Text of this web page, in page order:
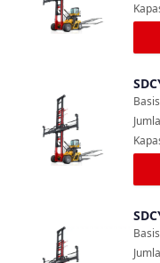
Bandingkan
Bandingkan